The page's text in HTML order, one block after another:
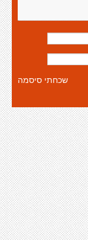
שכחתי סיסמה